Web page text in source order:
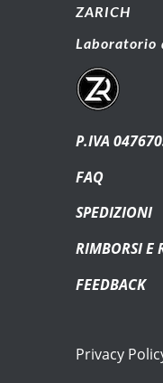
ZARICH
Laboratorio
P.IVA
FAQ
SPEDIZIONI
RIMBORSI E
FEEDBACK
Privacy